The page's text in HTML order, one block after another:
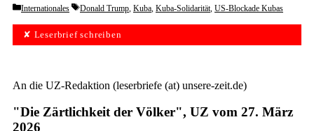
Categories
Internationales Tags
Donald Trump, Kuba, Kuba-Solidarität, US-Blockade Kubas
✘ Leserbrief schreiben
An die UZ-Redaktion (leserbriefe (at) unsere-zeit.de)
"Die Zärtlichkeit der Völker", UZ vom 27. März
2026